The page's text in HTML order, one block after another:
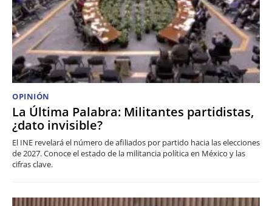
OPINIÓN
La Última Palabra: Militantes partidistas,
¿dato invisible?
El INE revelará el número de afiliados por partido hacia las elecciones
de 2027. Conoce el estado de la militancia política en México y las
cifras clave.